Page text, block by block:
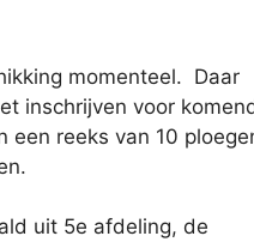
momenteel. Daar
inschrijven voor
een reeks van 10
uit 5e afdeling, de